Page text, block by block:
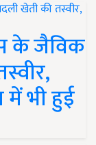
के जैविक
भी हुई